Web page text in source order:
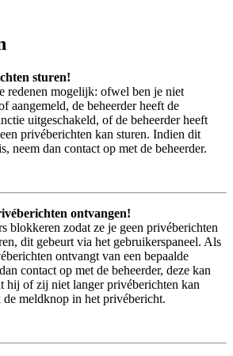
sturen!
redenen mogelijk: ofwel ben je niet
aangemeld, de beheerder heeft de
uitgeschakeld, of de beheerder heeft
privéberichten kan sturen. Indien dit
neem dan contact op met de beheerder.
ontvangen!
blokkeren zodat ze je geen privéberichten
dit gebeurt via het gebruikerspaneel. Als
ontvangt van een bepaalde
contact op met de beheerder, deze kan
hij of zij niet langer privéberichten kan
meldknop in het privébericht.